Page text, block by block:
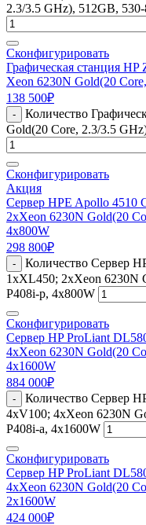
2.3/3.5 GHz), 512GB,
Сконфигурировать
Графическая станция HP
Xeon 6230N Gold(20
138 500₽
-
Количество
Gold(20 Core, 2.3/3.5
Сконфигурировать
Акция
Сервер HPE Apollo 4510
2xXeon 6230N Gold(20
4x800W
298 800₽
-
Количество Сервер
1xXL450; 2xXeon 6230N
P408i-p, 4x800W
Сконфигурировать
Сервер HP ProLiant
4xXeon 6230N Gold(20
4x1600W
884 000₽
-
Количество Сервер
4xV100; 4xXeon 6230N
P408i-a, 4x1600W
Сконфигурировать
Сервер HP ProLiant
4xXeon 6230N Gold(20
2x1600W
424 000₽